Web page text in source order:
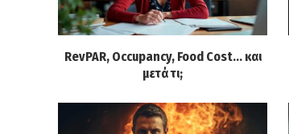
RevPAR, Occupancy, Food Cost… και
μετά τι;